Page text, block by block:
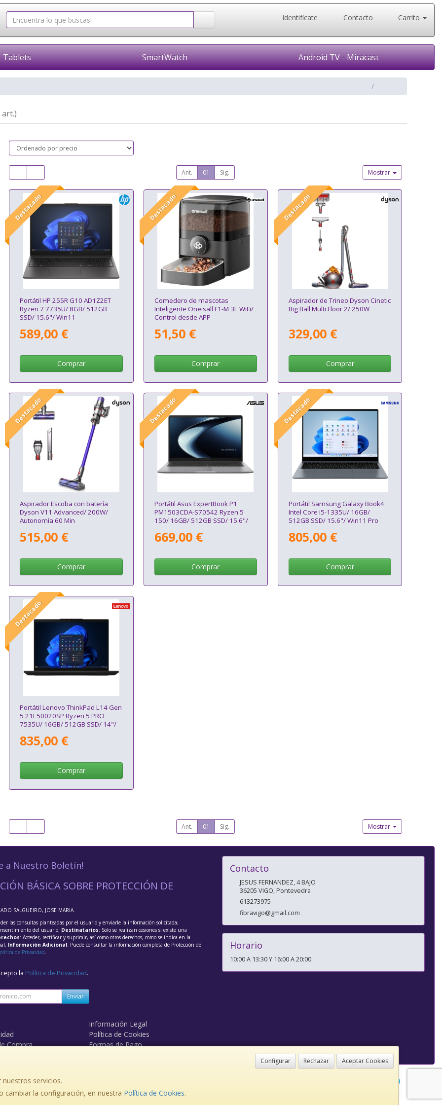
Identifícate Contacto Carrito
Tablets SmartWatch Android TV - Miracast
art.)
Ant. 01 Sig. Mostrar
Destacado
Portátil HP 255R G10 AD1Z2ET
Ryzen 7 7735U/ 8GB/ 512GB
SSD/ 15.6"/ Win11
589,00 €
Comprar
Destacado
Comedero de mascotas
Inteligente Oneisall F1-M 3L WiFi/
Control desde APP
51,50 €
Comprar
Destacado
Aspirador de Trineo Dyson Cinetic
Big Ball Multi Floor 2/ 250W
329,00 €
Comprar
Destacado
Aspirador Escoba con batería
Dyson V11 Advanced/ 200W/
Autonomía 60 Min
515,00 €
Comprar
Destacado
Portátil Asus ExpertBook P1
PM1503CDA-S70542 Ryzen 5
150/ 16GB/ 512GB SSD/ 15.6"/
669,00 €
Comprar
Destacado
Portátil Samsung Galaxy Book4
Intel Core i5-1335U/ 16GB/
512GB SSD/ 15.6"/ Win11 Pro
805,00 €
Comprar
Destacado
Portátil Lenovo ThinkPad L14 Gen
5 21L50020SP Ryzen 5 PRO
7535U/ 16GB/ 512GB SSD/ 14"/
835,00 €
Comprar
Ant. 01 Sig. Mostrar
Configurar Rechazar Aceptar Cookies
servicios.
la configuración, en nuestra Política de Cookies.
a Nuestro Boletín!
BÁSICA SOBRE PROTECCIÓN DE
SALGUEIRO, JOSE MARIA
las consultas planteadas por el usuario y enviarle la información solicitada;
del usuario; Destinatarios: Solo se realizan cesiones si existe una
: Acceder, rectificar y suprimir, así como otros derechos, como se indica en la
Información Adicional: Puede consultar la información completa de Protección de
de Privacidad
la Política de Privacidad.
Enviar
Información Legal
Política de Cookies
Compra
Formas de Pago
Contacto
JESUS FERNANDEZ, 4 BAJO
36205 VIGO,Pontevedra
613273975
fibravigo@gmail.com
Horario
10:00 A 13:30 Y 16:00 A 20:00
, , , , España. - C.I.F.: 36174987N - Tfno: